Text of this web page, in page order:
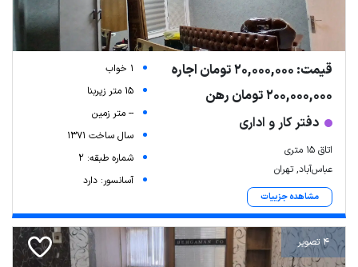
قیمت: 20,000,000 تومان اجاره
200,000,000 تومان رهن
دفتر کار و اداری
اتاق ۱۵ متری
عباس‌آباد, تهران
مشاهده جزییات
1 خواب
15 متر زیربنا
-- متر زمین
سال ساخت 1371
شماره طبقه: 2
آسانسور: دارد
4 تصویر